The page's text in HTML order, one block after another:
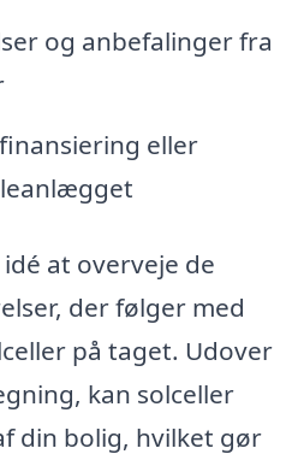
og anbefalinger fra
eller
at overveje de
der følger med
på taget. Udover
kan solceller
din bolig, hvilket gør